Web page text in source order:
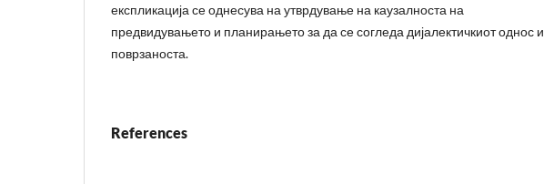
експликација се однесува на утврдување на каузалноста на
предвидувањето и планирањето за да се согледа дијалектичкиот однос и
поврзаноста.
References